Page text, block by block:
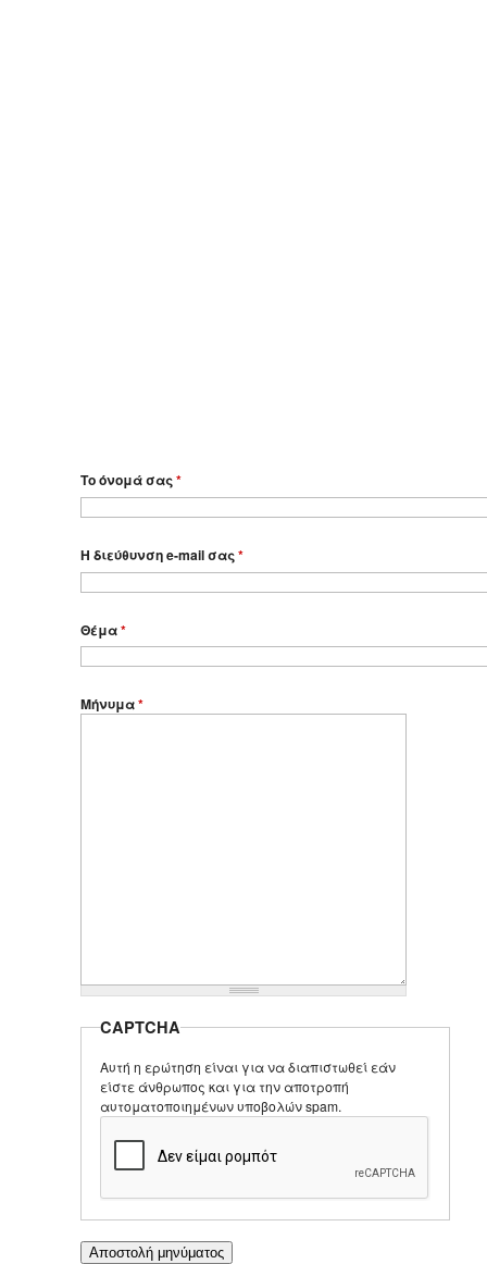
Το όνομά σας*
Η διεύθυνση e-mail σας*
Θέμα*
Μήνυμα*
CAPTCHA
Αυτή η ερώτηση είναι για να διαπιστωθεί εάν
είστε άνθρωπος και για την αποτροπή
αυτοματοποιημένων υποβολών spam.